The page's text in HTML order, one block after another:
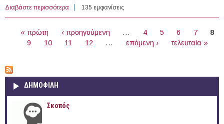
Διαβάστε περισσότερα για 10 άτομα με Σύμβαση Ορισμένου Χρόνου στην
Περιφερειακή Διεύθυνση Α/θμιας & Β/θμιας
135 εμφανίσεις
« πρώτη ‹ προηγούμενη … 4 5 6 7
8
9
10 11 12 … επόμενη › τελευταία »
ΔΗΜΟΦΙΛΗ
Σκοπός